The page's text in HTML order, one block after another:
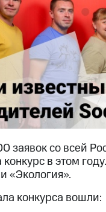
заявок со всей
конкурс в этом
«Экология».
конкурса вошли: